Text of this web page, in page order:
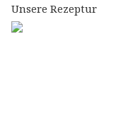
Unsere Rezeptur